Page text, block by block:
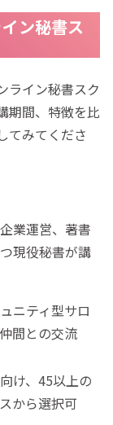
ン秘書ス
ライン秘書スク
期間、特徴を比
てみてくださ
業運営、著書
現役秘書が講
ニティ型サロ
間との交流
け、45以上の
から選択可